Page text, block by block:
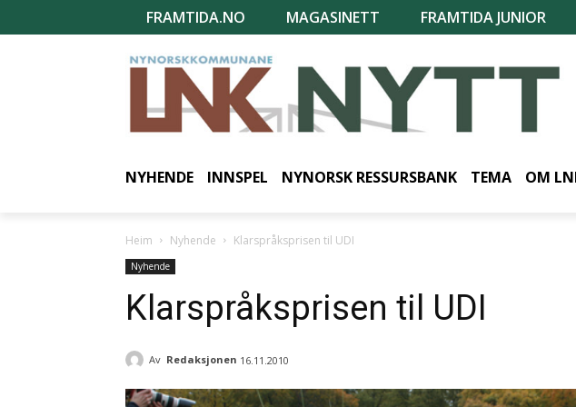
FRAMTIDA.NO MAGASINETT FRAMTIDA JUNIOR
NYHENDE INNSPEL NYNORSK RESSURSBANK TEMA OM
Heim Nyhende Klarspråksprisen til UDI
Nyhende
Klarspråksprisen til UDI
Av Redaksjonen 16.11.2010